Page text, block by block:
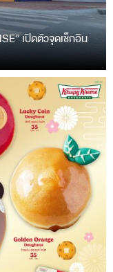
เปิดตัวจุดเช็กอิน